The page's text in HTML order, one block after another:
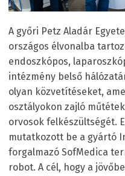
A győri Petz Aladár
országos élvonalba
endoszkópos,
intézmény belső
olyan közvetítéseket,
osztályokon zajló
orvosok felkészültségét.
mutatkozott be a gyártó
forgalmazó SofMedica
robot. A cél, hogy a